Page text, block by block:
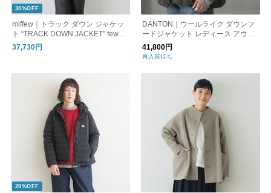
30%OFF
miffew｜トラック ダウン ジャケッ
ト “TRACK DOWN JACKET” few25
wjk5350-ms
37,730円
DANTON｜ウールライク ダウンフ
ードジャケット レディース アウタ
ー dt-a0191pwl
41,800円
再入荷待ち
20%OFF